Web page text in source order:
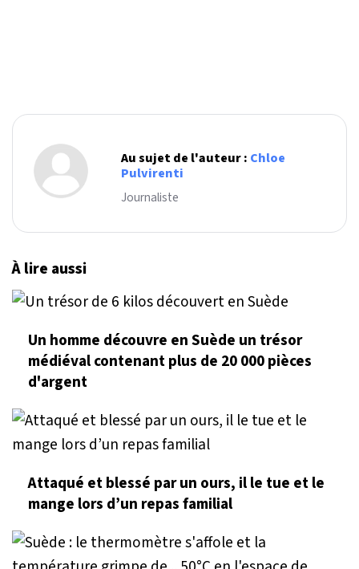
Au sujet de l'auteur : Chloe
Pulvirenti
Journaliste
À lire aussi
Un homme découvre en Suède un trésor
médiéval contenant plus de 20 000 pièces
d'argent
Attaqué et blessé par un ours, il le tue et le
mange lors d’un repas familial